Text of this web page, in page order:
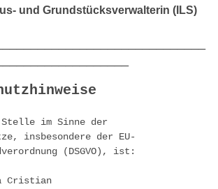
und Grundstücksverwalterin (ILS)
im Sinne der
insbesondere der EU-
(DSGVO), ist:
Cristian